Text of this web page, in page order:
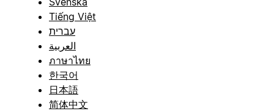
Tiếng Việt
עברית
العربية
ภาษาไทย
한국어
日本語
简体中文